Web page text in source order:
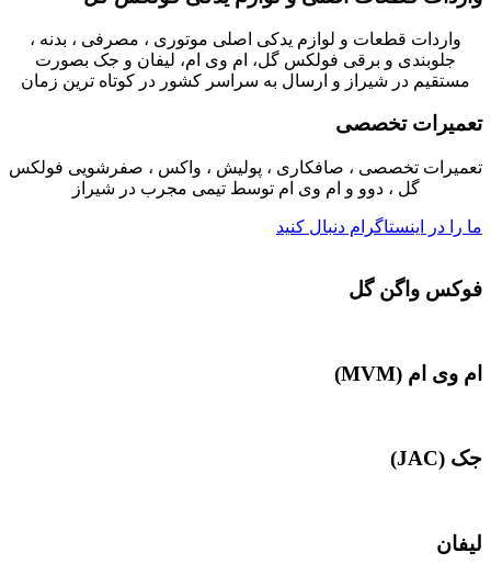
واردات قطعات و لوازم یدکی اصلی موتوری ، مصرفی ، بدنه ،
جلوبندی و برقی فولکس گل، ام وی ام، لیفان و جک بصورت
مستقیم در شیراز و ارسال به سراسر کشور در کوتاه ترین زمان
تعمیرات تخصصی
تعمیرات تخصصی ، صافکاری ، پولیش ، واکس ، صفرشویی فولکس
گل ، دوو و ام وی ام توسط تیمی مجرب در شیراز
ما را در اینستاگرام دنبال کنید
فوکس واگن گل
ام وی ام (MVM)
جک (JAC)
لیفان